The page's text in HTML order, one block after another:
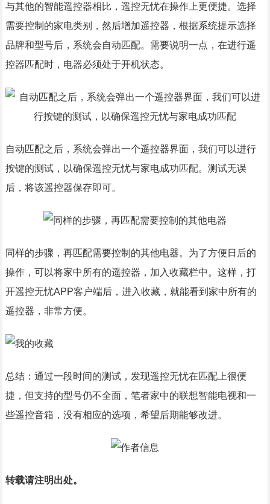
与其他的智能遥控器相比，遥控无忧在操作上更便捷。选择
需要控制的家电类别，然后增加遥控器，根据系统提示选择
品牌和型号后，系统会自动匹配。需要说明一点，在进行遥
控器匹配时，电器必须处于开机状态。
自动匹配之后，系统会弹出一个遥控器界面，我们可以进行
按键的测试，以确保遥控无忧与家电成功匹配。测试无误
后，将该遥控器保存即可。
同样的步骤，再匹配需要控制的其他电器。为了方便日后的
操作，可以将家中所有的遥控器，加入收藏栏中。这样，打
开遥控无忧APP客户端后，进入收藏，就能看到家中所有的
遥控器，非常方便。
总结：通过一段时间的测试，发现遥控无忧在匹配上很便
捷，但支持的型号仍不全面，笔者家中的联想智能电视和一
些遥控音箱，没有相应的选项，希望后期能够改进。
转载请注明出处。